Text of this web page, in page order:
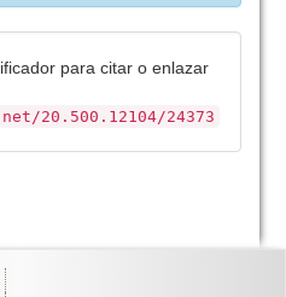
para citar o enlazar
20.500.12104/24373